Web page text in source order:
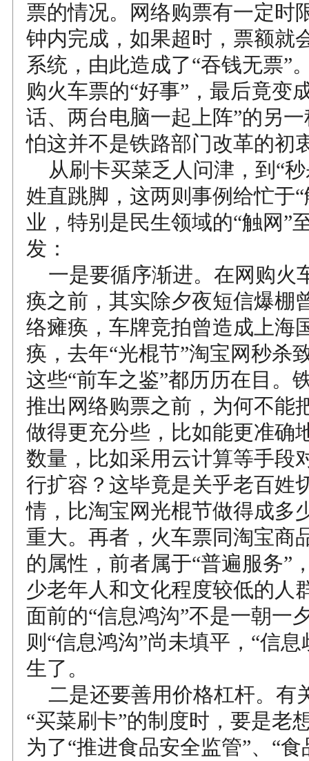
票的情况。网络购票有一定时
钟内完成，如果超时，票额就
系统，由此造成了“吞钱无票”
购火车票的“好事”，最后竟变
话、两台电脑一起上阵”的另一
怕这并不是铁路部门改革的初
从刷卡买菜乏人问津，到“秒
姓直跳脚，这两则事例给忙于
业，特别是民生领域的“触网”
发：
一是要循序渐进。在网购火
痪之前，其实除夕夜短信爆棚
络瘫痪，车牌竞拍曾造成上海
痪，去年“光棍节”淘宝网秒杀
这些“前车之鉴”都历历在目。
推出网络购票之前，为何不能
做得更充分些，比如能更准确
数量，比如采用云计算等手段
行扩容？这毕竟是关乎老百姓
情，比淘宝网光棍节做得成多
重大。再者，火车票同淘宝商
的属性，前者属于“普遍服务”
少老年人和文化程度较低的人
面前的“信息鸿沟”不是一朝一
则“信息鸿沟”尚未填平，“信
生了。
二是还要善用价格杠杆。有
“买菜刷卡”的制度时，要是老
为了“推进食品安全监管”、“